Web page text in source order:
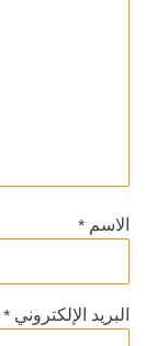
الاسم *
البريد الإلكتروني *